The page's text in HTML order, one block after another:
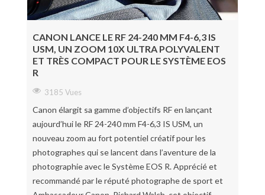
CANON LANCE LE RF 24-240 MM F4-6,3 IS
USM, UN ZOOM 10X ULTRA POLYVALENT
ET TRÈS COMPACT POUR LE SYSTÈME EOS
R
3185 Vues
Canon élargit sa gamme d’objectifs RF en lançant
aujourd’hui le RF 24-240 mm F4-6,3 IS USM, un
nouveau zoom au fort potentiel créatif pour les
photographes qui se lancent dans l’aventure de la
photographie avec le Système EOS R. Apprécié et
recommandé par le réputé photographe de sport et